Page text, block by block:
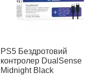
PS5 Бездротовий
контролер DualSense
Midnight Black